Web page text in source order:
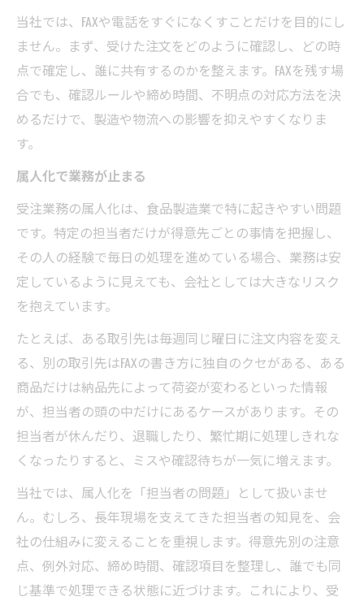
当社では、FAXや電話をすぐになくすことだけを目的にし
ません。まず、受けた注文をどのように確認し、どの時
点で確定し、誰に共有するのかを整えます。FAXを残す場
合でも、確認ルールや締め時間、不明点の対応方法を決
めるだけで、製造や物流への影響を抑えやすくなりま
す。
属人化で業務が止まる
受注業務の属人化は、食品製造業で特に起きやすい問題
です。特定の担当者だけが得意先ごとの事情を把握し、
その人の経験で毎日の処理を進めている場合、業務は安
定しているように見えても、会社としては大きなリスク
を抱えています。
たとえば、ある取引先は毎週同じ曜日に注文内容を変え
る、別の取引先はFAXの書き方に独自のクセがある、ある
商品だけは納品先によって荷姿が変わるといった情報
が、担当者の頭の中だけにあるケースがあります。その
担当者が休んだり、退職したり、繁忙期に処理しきれな
くなったりすると、ミスや確認待ちが一気に増えます。
当社では、属人化を「担当者の問題」として扱いませ
ん。むしろ、長年現場を支えてきた担当者の知見を、会
社の仕組みに変えることを重視します。得意先別の注意
点、例外対応、締め時間、確認項目を整理し、誰でも同
じ基準で処理できる状態に近づけます。これにより、受